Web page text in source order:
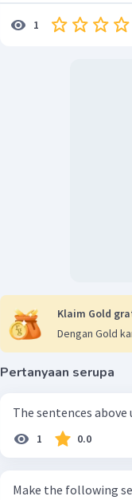
1
Klaim Gold
Dengan Gold
Pertanyaan serupa
The sentences above
1 0.0
Make the following